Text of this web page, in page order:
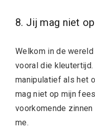
8. Jij mag niet
Welkom in de
vooral die
manipulatief als het
mag niet op mijn
voorkomende
me.